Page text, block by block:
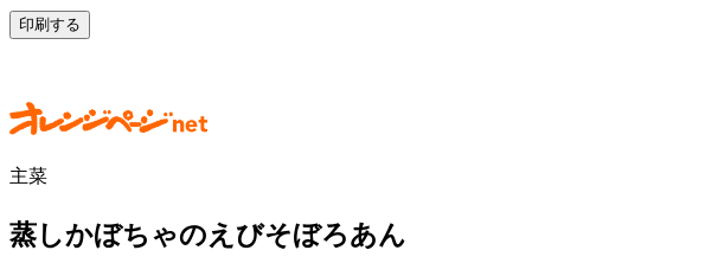
印刷する
主菜
蒸しかぼちゃのえびそぼろあん